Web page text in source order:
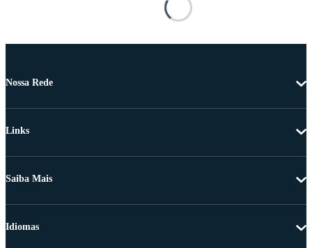
Nossa Rede
Links
Saiba Mais
Idiomas